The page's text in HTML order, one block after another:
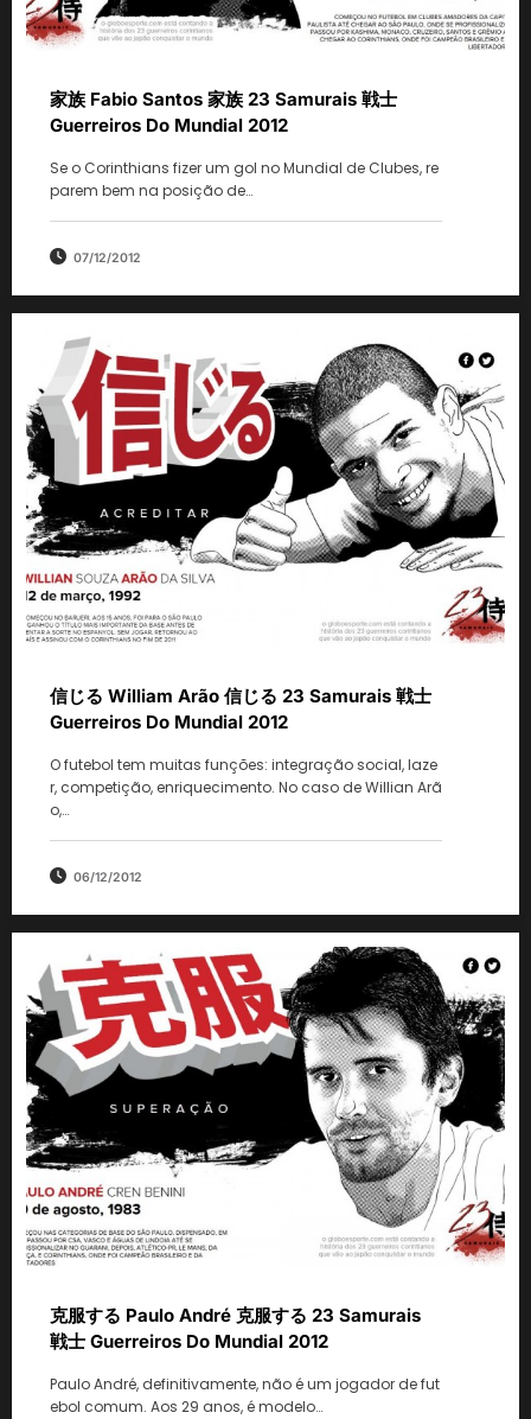
家族 Fabio Santos 家族 23 Samurais 戦士
Guerreiros Do Mundial 2012
Se o Corinthians fizer um gol no Mundial de Clubes, re
parem bem na posição de…
07/12/2012
信じる William Arão 信じる 23 Samurais 戦士
Guerreiros Do Mundial 2012
O futebol tem muitas funções: integração social, laze
r, competição, enriquecimento. No caso de Willian Arã
o,…
06/12/2012
克服する Paulo André 克服する 23 Samurais
戦士 Guerreiros Do Mundial 2012
Paulo André, definitivamente, não é um jogador de fut
ebol comum. Aos 29 anos, é modelo…